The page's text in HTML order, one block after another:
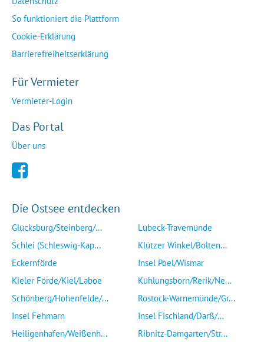
So funktioniert die Plattform
Cookie-Erklärung
Barrierefreiheitserklärung
Für Vermieter
Vermieter-Login
Das Portal
Über uns
Die Ostsee entdecken
Glücksburg/Steinberg/...
Schlei (Schleswig-Kap...
Eckernförde
Kieler Förde/Kiel/Laboe
Schönberg/Hohenfelde/...
Insel Fehmarn
Heiligenhafen/Weißenh...
Lübeck-Travemünde
Klützer Winkel/Bolten...
Insel Poel/Wismar
Kühlungsborn/Rerik/Ne...
Rostock-Warnemünde/Gr...
Insel Fischland/Darß/...
Ribnitz-Damgarten/Str...